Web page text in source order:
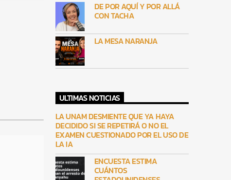
DE POR AQUÍ Y POR ALLÁ
CON TACHA
LA MESA NARANJA
ULTIMAS NOTICIAS
LA UNAM DESMIENTE QUE YA HAYA
DECIDIDO SI SE REPETIRÁ O NO EL
EXAMEN CUESTIONADO POR EL USO DE
LA IA
ENCUESTA ESTIMA
CUÁNTOS